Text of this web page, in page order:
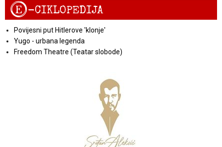
E-CIKLOPEDIJA
Povijesni put Hitlerove 'klonje'
Yugo - urbana legenda
Freedom Theatre (Teatar slobode)